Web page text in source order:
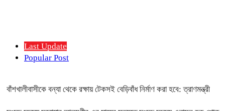
Last Update
Popular Post
বাঁশখালীবাসীকে বন্যা থেকে রক্ষায় টেকসই বেড়িবাঁধ নির্মাণ করা হবে: ত্রাণমন্ত্রী